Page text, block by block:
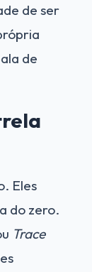
de ser
de
Eles
do zero.
Trace